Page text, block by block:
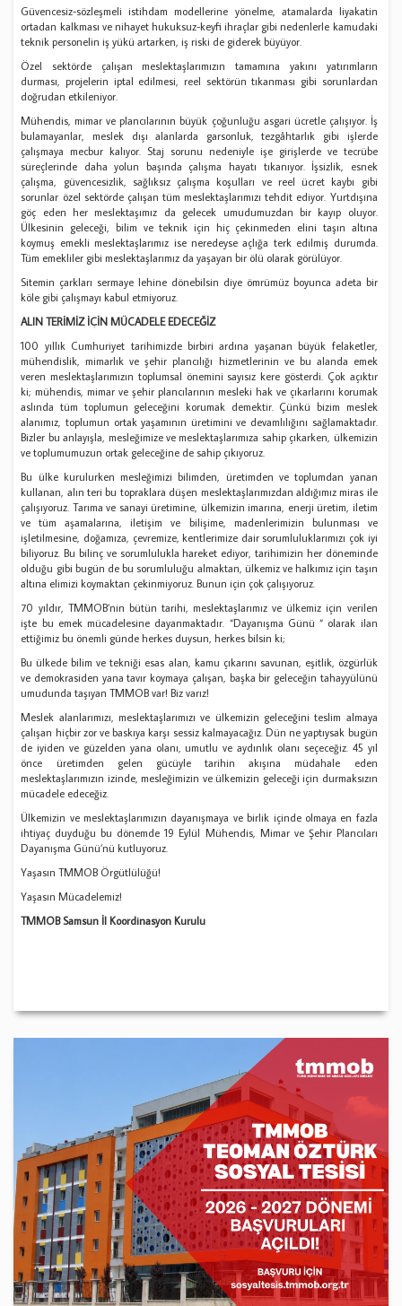
Güvencesiz-sözleşmeli istihdam modellerine yönelme, atamalarda liyakatin
ortadan kalkması ve nihayet hukuksuz-keyfi ihraçlar gibi nedenlerle kamudaki
teknik personelin iş yükü artarken, iş riski de giderek büyüyor.
Özel sektörde çalışan meslektaşlarımızın tamamına yakını yatırımların
durması, projelerin iptal edilmesi, reel sektörün tıkanması gibi sorunlardan
doğrudan etkileniyor.
Mühendis, mimar ve plancılarının büyük çoğunluğu asgari ücretle çalışıyor. İş
bulamayanlar, meslek dışı alanlarda garsonluk, tezgâhtarlık gibi işlerde
çalışmaya mecbur kalıyor. Staj sorunu nedeniyle işe girişlerde ve tecrübe
süreçlerinde daha yolun başında çalışma hayatı tıkanıyor. İşsizlik, esnek
çalışma, güvencesizlik, sağlıksız çalışma koşulları ve reel ücret kaybı gibi
sorunlar özel sektörde çalışan tüm meslektaşlarımızı tehdit ediyor. Yurtdışına
göç eden her meslektaşımız da gelecek umudumuzdan bir kayıp oluyor.
Ülkesinin geleceği, bilim ve teknik için hiç çekinmeden elini taşın altına
koymuş emekli meslektaşlarımız ise neredeyse açlığa terk edilmiş durumda.
Tüm emekliler gibi meslektaşlarımız da yaşayan bir ölü olarak görülüyor.
Sitemin çarkları sermaye lehine dönebilsin diye ömrümüz boyunca adeta bir
köle gibi çalışmayı kabul etmiyoruz.
ALIN TERİMİZ İÇİN MÜCADELE EDECEĞİZ
100 yıllık Cumhuriyet tarihimizde birbiri ardına yaşanan büyük felaketler,
mühendislik, mimarlık ve şehir plancılığı hizmetlerinin ve bu alanda emek
veren meslektaşlarımızın toplumsal önemini sayısız kere gösterdi. Çok açıktır
ki; mühendis, mimar ve şehir plancılarının mesleki hak ve çıkarlarını korumak
aslında tüm toplumun geleceğini korumak demektir. Çünkü bizim meslek
alanımız, toplumun ortak yaşamının üretimini ve devamlılığını sağlamaktadır.
Bizler bu anlayışla, mesleğimize ve meslektaşlarımıza sahip çıkarken, ülkemizin
ve toplumumuzun ortak geleceğine de sahip çıkıyoruz.
Bu ülke kurulurken mesleğimizi bilimden, üretimden ve toplumdan yanan
kullanan, alın teri bu topraklara düşen meslektaşlarımızdan aldığımız miras ile
çalışıyoruz. Tarıma ve sanayi üretimine, ülkemizin imarına, enerji üretim, iletim
ve tüm aşamalarına, iletişim ve bilişime, madenlerimizin bulunması ve
işletilmesine, doğamıza, çevremize, kentlerimize dair sorumluluklarımızı çok iyi
biliyoruz. Bu bilinç ve sorumlulukla hareket ediyor, tarihimizin her döneminde
olduğu gibi bugün de bu sorumluluğu almaktan, ülkemiz ve halkımız için taşın
altına elimizi koymaktan çekinmiyoruz. Bunun için çok çalışıyoruz.
70 yıldır, TMMOB’nin bütün tarihi, meslektaşlarımız ve ülkemiz için verilen
işte bu emek mücadelesine dayanmaktadır. “Dayanışma Günü “ olarak ilan
ettiğimiz bu önemli günde herkes duysun, herkes bilsin ki;
Bu ülkede bilim ve tekniği esas alan, kamu çıkarını savunan, eşitlik, özgürlük
ve demokrasiden yana tavır koymaya çalışan, başka bir geleceğin tahayyülünü
umudunda taşıyan TMMOB var! Biz varız!
Meslek alanlarımızı, meslektaşlarımızı ve ülkemizin geleceğini teslim almaya
çalışan hiçbir zor ve baskıya karşı sessiz kalmayacağız. Dün ne yaptıysak bugün
de iyiden ve güzelden yana olanı, umutlu ve aydınlık olanı seçeceğiz. 45 yıl
önce üretimden gelen gücüyle tarihin akışına müdahale eden
meslektaşlarımızın izinde, mesleğimizin ve ülkemizin geleceği için durmaksızın
mücadele edeceğiz.
Ülkemizin ve meslektaşlarımızın dayanışmaya ve birlik içinde olmaya en fazla
ihtiyaç duyduğu bu dönemde 19 Eylül Mühendis, Mimar ve Şehir Plancıları
Dayanışma Günü’nü kutluyoruz.
Yaşasın TMMOB Örgütlülüğü!
Yaşasın Mücadelemiz!
TMMOB Samsun İl Koordinasyon Kurulu